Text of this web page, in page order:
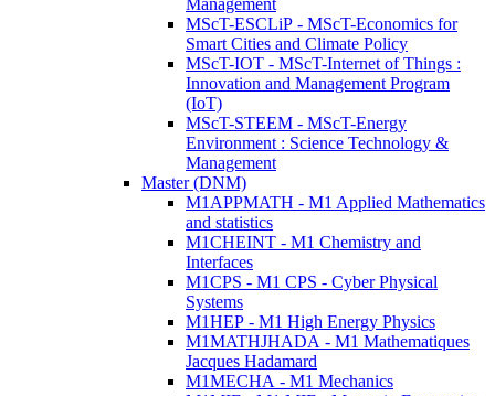
Management
MScT-ESCLiP - MScT-Economics for
Smart Cities and Climate Policy
MScT-IOT - MScT-Internet of Things :
Innovation and Management Program
(IoT)
MScT-STEEM - MScT-Energy
Environment : Science Technology &
Management
Master (DNM)
M1APPMATH - M1 Applied Mathematics
and statistics
M1CHEINT - M1 Chemistry and
Interfaces
M1CPS - M1 CPS - Cyber Physical
Systems
M1HEP - M1 High Energy Physics
M1MATHJHADA - M1 Mathematiques
Jacques Hadamard
M1MECHA - M1 Mechanics